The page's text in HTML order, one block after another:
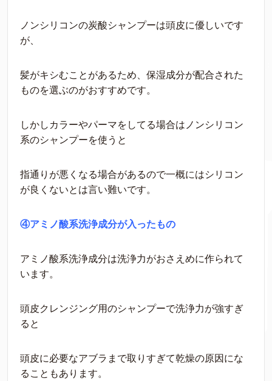
ノンシリコンの炭酸シャンプーは頭皮に優しいです
が、
髪がキシむことがあるため、保湿成分が配合された
ものを選ぶのがおすすめです。
しかしカラーやパーマをしてる場合はノンシリコン
系のシャンプーを使うと
指通りが悪くなる場合があるので一概にはシリコン
が良くないとは言い難いです。
④アミノ酸系洗浄成分が入ったもの
アミノ酸系洗浄成分は洗浄力がおさえめに作られて
います。
頭皮クレンジング用のシャンプーで洗浄力が強すぎ
ると
頭皮に必要なアブラまで取りすぎて乾燥の原因にな
ることもあります。